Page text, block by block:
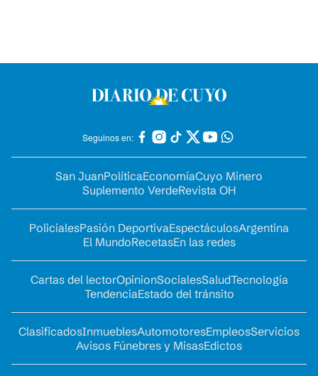
Seguinos en:
San JuanPolíticaEconomíaCuyo Minero
Suplemento VerdeRevista OH
PolicialesPasión DeportivaEspectáculosArgentina
El MundoRecetasEn las redes
Cartas del lectorOpinionSocialesSaludTecnología
TendenciaEstado del tránsito
ClasificadosInmueblesAutomotoresEmpleosServicios
Avisos Fúnebres y MisasEdictos